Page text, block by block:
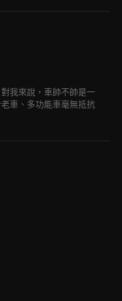
我來說，車帥不帥是一
車、多功能車毫無抵抗